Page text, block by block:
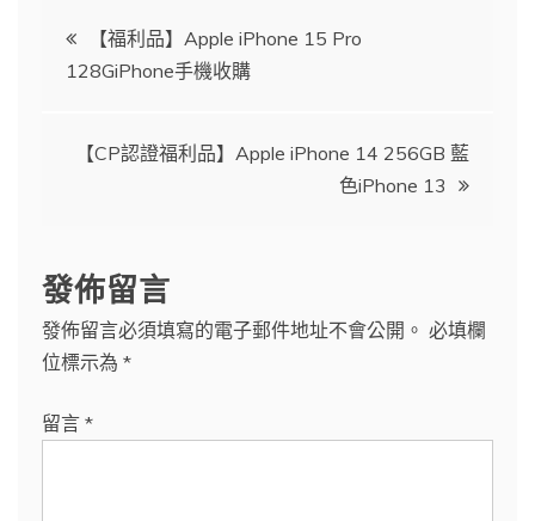
文
章
【福利品】Apple iPhone 15 Pro
128GiPhone手機收購
【CP認證福利品】Apple iPhone 14 256GB 藍
色iPhone 13
發佈留言
發佈留言必須填寫的電子郵件地址不會公開。 必填欄
位標示為 *
留言 *